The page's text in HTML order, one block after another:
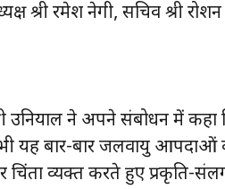
रमेश नेगी, सचिव श्री रोशन
उनियाल ने अपने संबोधन में
यह बार-बार जलवायु आपदाओं
चिंता व्यक्त करते हुए प्रकृति-